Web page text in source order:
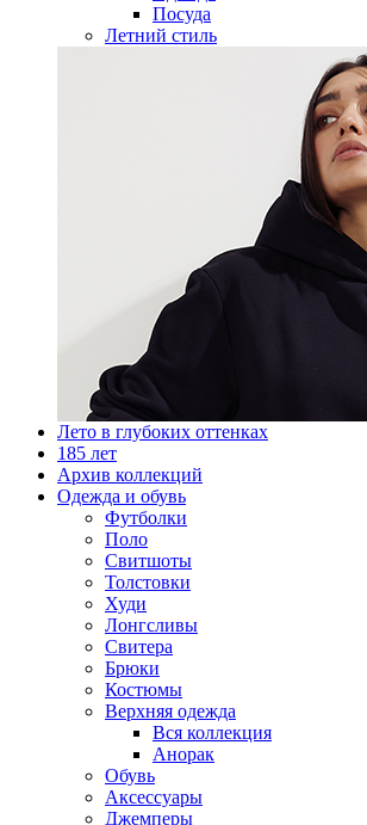
Посуда
Летний стиль
Лето в глубоких оттенках
185 лет
Архив коллекций
Одежда и обувь
Футболки
Поло
Свитшоты
Толстовки
Худи
Лонгсливы
Свитера
Брюки
Костюмы
Верхняя одежда
Вся коллекция
Анорак
Обувь
Аксессуары
Джемперы